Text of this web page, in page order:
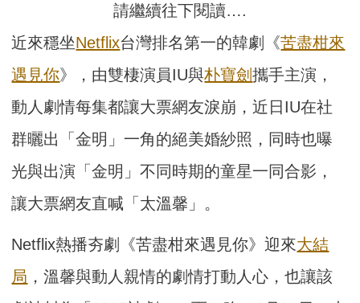
請繼續往下閱讀….
近來穩坐Netflix台灣排名第一的韓劇《苦盡柑來
遇見你》，由雙棲演員IU與朴寶劍攜手主演，
動人劇情每集都讓大票網友淚崩，近日IU在社
群曬出「金明」一角的絕美婚紗照，同時也曝
光與出演「金明」不同時期的童星一同合影，
讓大票網友直喊「太溫馨」。
Netflix熱播夯劇《苦盡柑來遇見你》迎來大結
局 ，溫馨與動人親情的劇情打動人心，也讓該